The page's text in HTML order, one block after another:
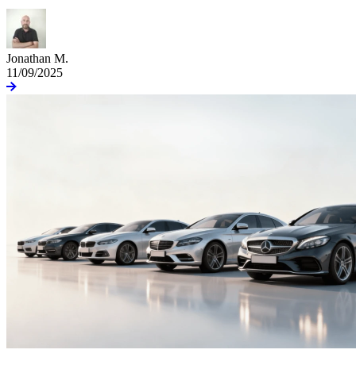
Jonathan M.
11/09/2025